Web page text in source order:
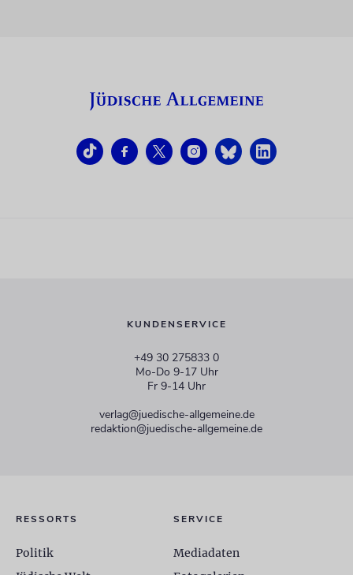
KUNDENSERVICE
+49 30 275833 0
Mo-Do 9-17 Uhr
Fr 9-14 Uhr
verlag@juedische-allgemeine.de
redaktion@juedische-allgemeine.de
RESSORTS
Politik
SERVICE
Mediadaten